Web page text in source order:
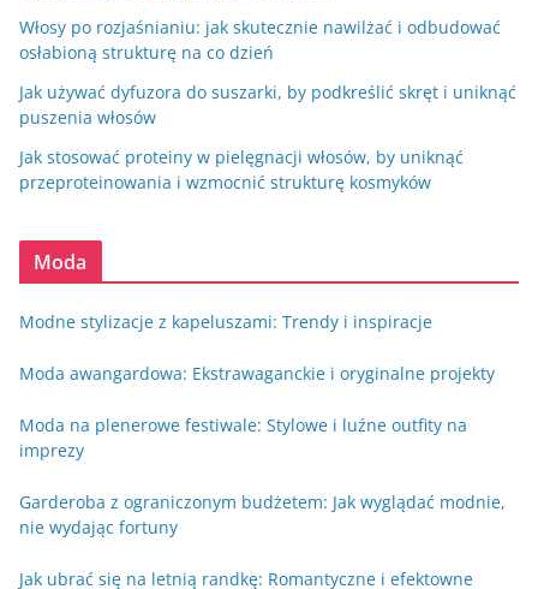
Włosy po rozjaśnianiu: jak skutecznie nawilżać i odbudować
osłabioną strukturę na co dzień
Jak używać dyfuzora do suszarki, by podkreślić skręt i uniknąć
puszenia włosów
Jak stosować proteiny w pielęgnacji włosów, by uniknąć
przeproteinowania i wzmocnić strukturę kosmyków
Moda
Modne stylizacje z kapeluszami: Trendy i inspiracje
Moda awangardowa: Ekstrawaganckie i oryginalne projekty
Moda na plenerowe festiwale: Stylowe i luźne outfity na
imprezy
Garderoba z ograniczonym budżetem: Jak wyglądać modnie,
nie wydając fortuny
Jak ubrać się na letnią randkę: Romantyczne i efektowne